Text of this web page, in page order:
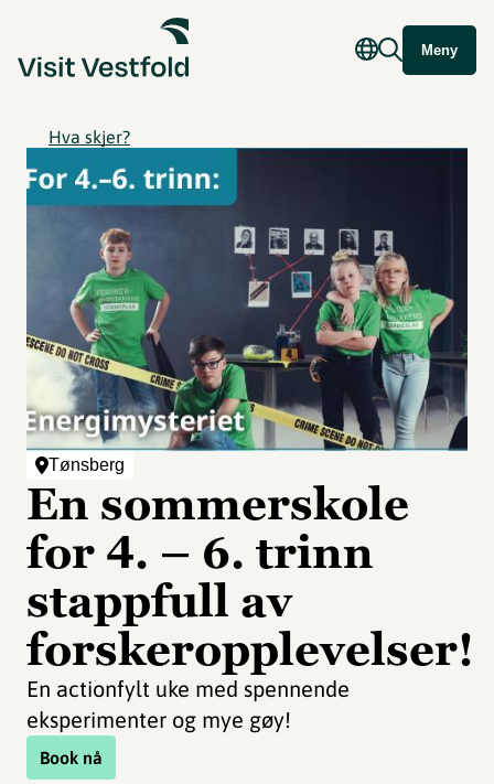
Meny
Hva skjer?
Tønsberg
En sommerskole
for 4. – 6. trinn
stappfull av
forskeropplevelser!
En actionfylt uke med spennende
eksperimenter og mye gøy!
Book nå